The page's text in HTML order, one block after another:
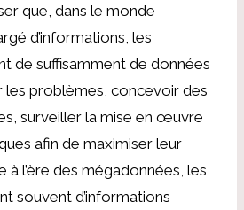
que, dans le monde
d’informations, les
de suffisamment de données
les problèmes, concevoir des
surveiller la mise en œuvre
afin de maximiser leur
à l’ère des mégadonnées, les
souvent d’informations